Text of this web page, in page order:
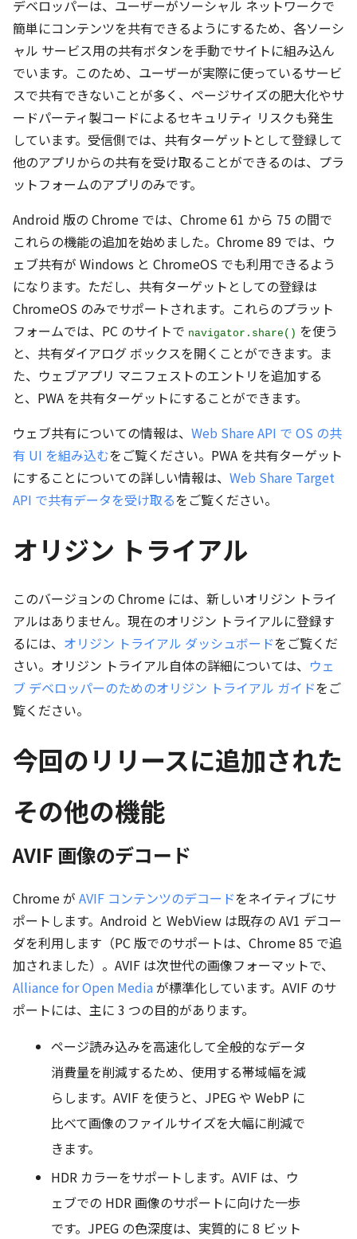
デベロッパーは、ユーザーがソーシャル ネットワークで
簡単にコンテンツを共有できるようにするため、各ソーシ
ャル サービス用の共有ボタンを手動でサイトに組み込ん
でいます。このため、ユーザーが実際に使っているサービ
スで共有できないことが多く、ページサイズの肥大化やサ
ードパーティ製コードによるセキュリティ リスクも発生
しています。受信側では、共有ターゲットとして登録して
他のアプリからの共有を受け取ることができるのは、プラ
ットフォームのアプリのみです。
Android 版の Chrome では、Chrome 61 から 75 の間で
これらの機能の追加を始めました。Chrome 89 では、ウ
ェブ共有が Windows と ChromeOS でも利用できるよう
になります。ただし、共有ターゲットとしての登録は
ChromeOS のみでサポートされます。これらのプラット
フォームでは、PC のサイトで navigator.share() を使う
と、共有ダイアログ ボックスを開くことができます。ま
た、ウェブアプリ マニフェストのエントリを追加する
と、PWA を共有ターゲットにすることができます。
ウェブ共有についての情報は、 Web Share API で OS の共
有 UI を組み込むをご覧ください。PWA を共有ターゲット
にすることについての詳しい情報は、 Web Share Target
API で共有データを受け取るをご覧ください。
オリジン トライアル
このバージョンの Chrome には、新しいオリジン トライ
アルはありません。現在のオリジン トライアルに登録す
るには、 オリジン トライアル ダッシュボードをご覧くだ
さい。オリジン トライアル自体の詳細については、 ウェ
ブ デベロッパーのためのオリジン トライアル ガイドをご
覧ください。
今回のリリースに追加された
その他の機能
AVIF 画像のデコード
Chrome が AVIF コンテンツのデコードをネイティブにサ
ポートします。Android と WebView は既存の AV1 デコー
ダを利用します（PC 版でのサポートは、Chrome 85 で追
加されました）。AVIF は次世代の画像フォーマットで、
Alliance for Open Mediaが標準化しています。AVIF のサ
ポートには、主に 3 つの目的があります。
ページ読み込みを高速化して全般的なデータ
消費量を削減するため、使用する帯域幅を減
らします。AVIF を使うと、JPEG や WebP に
比べて画像のファイルサイズを大幅に削減で
きます。
HDR カラーをサポートします。AVIF は、ウ
ェブでの HDR 画像のサポートに向けた一歩
です。JPEG の色深度は、実質的に 8 ビット